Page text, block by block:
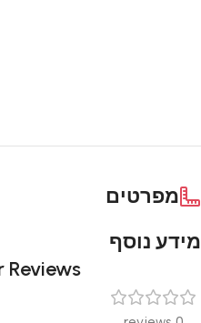
מפרטים
מידע נוסף
Reviews